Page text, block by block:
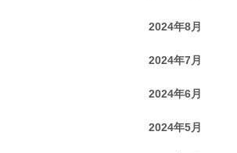
2024年8月
2024年7月
2024年6月
2024年5月